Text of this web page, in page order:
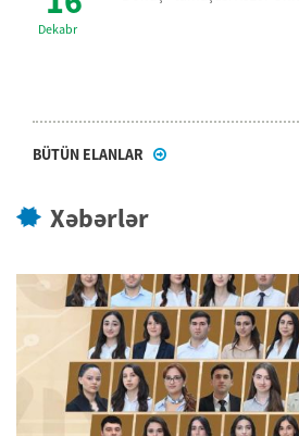
Dekabr
BÜTÜN ELANLAR
Xəbərlər